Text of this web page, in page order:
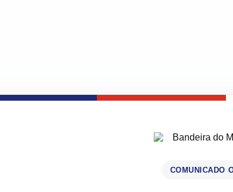
COMUNICADO